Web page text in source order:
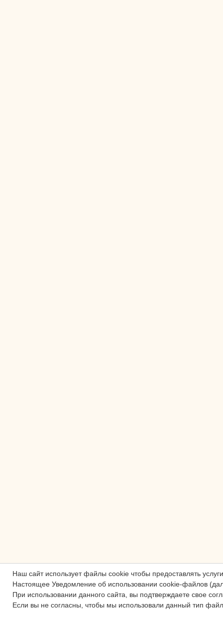
Наш сайт использует файлы cookie чтобы предоставлять
Настоящее Уведомление об использовании cookie-файлов
При использовании данного сайта, вы подтверждаете свое
Если вы не согласны, чтобы мы использовали данный тип